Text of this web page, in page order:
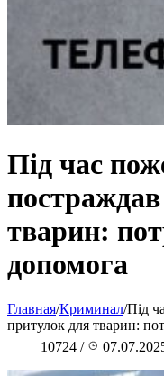
Під час
тварин:
допомога
Главная/Криминал/Під
притулок для тварин:
10724 /